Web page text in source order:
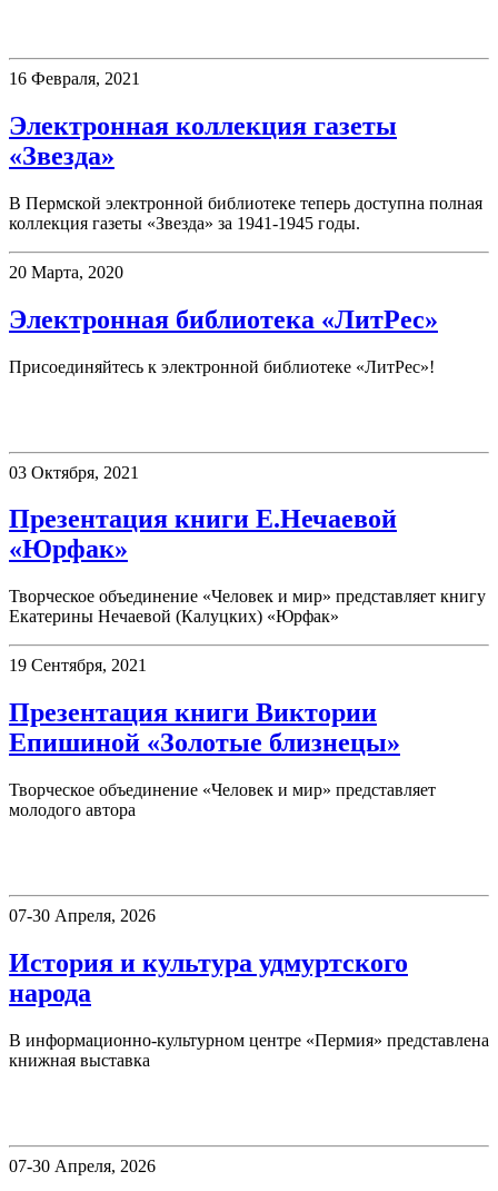
16 Февраля, 2021
Электронная коллекция газеты
«Звезда»
В Пермской электронной библиотеке теперь доступна полная
коллекция газеты «Звезда» за 1941-1945 годы.
20 Марта, 2020
Электронная библиотека «ЛитРес»
Присоединяйтесь к электронной библиотеке «ЛитРес»!
03 Октября, 2021
Презентация книги Е.Нечаевой
«Юрфак»
Творческое объединение «Человек и мир» представляет книгу
Екатерины Нечаевой (Калуцких) «Юрфак»
19 Сентября, 2021
Презентация книги Виктории
Епишиной «Золотые близнецы»
Творческое объединение «Человек и мир» представляет
молодого автора
07-30 Апреля, 2026
История и культура удмуртского
народа
В информационно-культурном центре «Пермия» представлена
книжная выставка
07-30 Апреля, 2026